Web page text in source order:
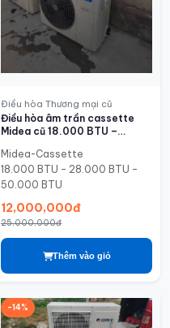
Điều hòa Thương mại cũ
Điều hòa âm trần cassette
Midea cũ 18.000 BTU –
Midea-Cassette
18.000 BTU – 28.000 BTU –
50.000 BTU
12,000,000đ
25,000,000đ
Thêm vào giỏ
-14%